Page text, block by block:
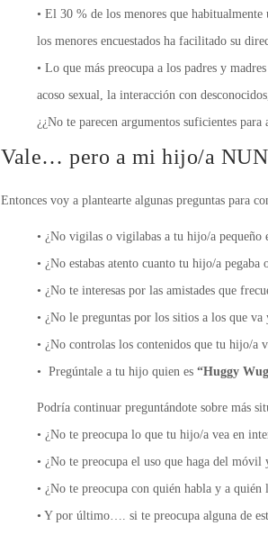
• El 30 % de los menores que
los menores encuestados ha facilitado su
• Lo que más preocupa a los padres y
acoso sexual, la interacción con
¿¿No te parecen argumentos suficientes
Vale… pero a mi hijo/a
Entonces voy a plantearte algunas preguntas para
• ¿No vigilas o vigilabas a tu hijo/a pequeño
• ¿No estabas atento cuanto tu hijo/a
• ¿No te interesas por las amistades que
• ¿No le preguntas por los sitios a los que va
• ¿No controlas los contenidos que tu hijo/a
• Pregúntale a tu hijo quien es “Huggy
Podría continuar preguntándote sobre más
• ¿No te preocupa lo que tu hijo/a vea en
• ¿No te preocupa el uso que haga del
• ¿No te preocupa con quién habla y a quién
• Y por último…. si te preocupa alguna de